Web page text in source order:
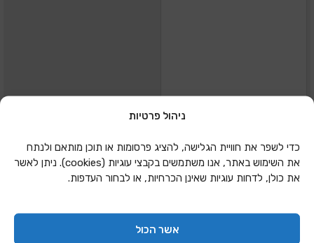
ניהול פרטיות
כדי לשפר את חוויית הגלישה, להציג פרסומות או תוכן מותאם ולנתח
את השימוש באתר, אנו משתמשים בקבצי עוגיות (cookies). ניתן לאשר
את כולן, לדחות עוגיות שאינן הכרחיות, או לבחור העדפות.
אשר הכול
הוספה להצעת מחיר